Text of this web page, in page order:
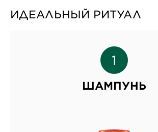
ИДЕАЛЬНЫЙ РИТУАЛ
ШАМПУНЬ